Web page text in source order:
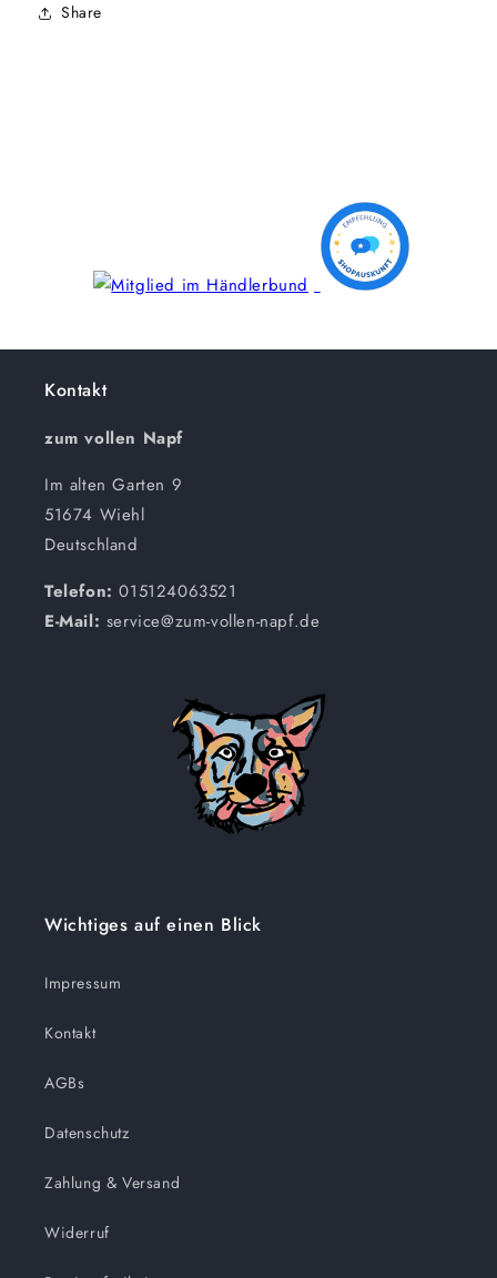
Share
Kontakt
zum vollen Napf
Im alten Garten 9
51674 Wiehl
Deutschland
Telefon:015124063521
E-Mail: service@zum-vollen-napf.de
Wichtiges auf einen Blick
Impressum
Kontakt
AGBs
Datenschutz
Zahlung & Versand
Widerruf